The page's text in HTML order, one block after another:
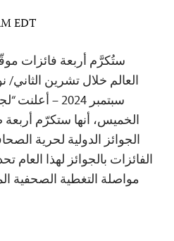
EDT
ستُكرَّم أربعة فائزات
الخميس، أنها ستكرّم
الفائزات بالجوائز لهذا العام
مواصلة التغطية الصحفية